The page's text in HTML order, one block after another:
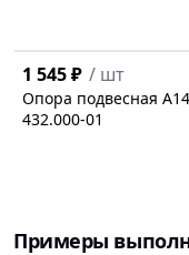
1 545 ₽ / шт
Опора подвесная
432.000-01
Примеры